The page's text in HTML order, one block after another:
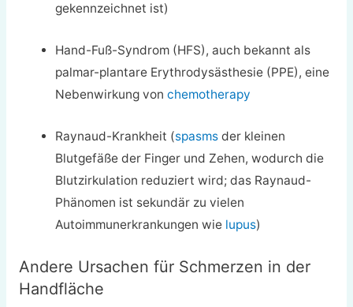
gekennzeichnet ist)
Hand-Fuß-Syndrom (HFS), auch bekannt als
palmar-plantare Erythrodysästhesie (PPE), eine
Nebenwirkung vonchemotherapy
Raynaud-Krankheit (spasms der kleinen
Blutgefäße der Finger und Zehen, wodurch die
Blutzirkulation reduziert wird; das Raynaud-
Phänomen ist sekundär zu vielen
Autoimmunerkrankungen wie lupus)
Andere Ursachen für Schmerzen in der
Handfläche